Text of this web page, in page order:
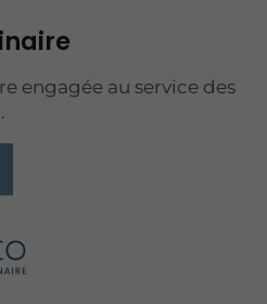
engagée au service des